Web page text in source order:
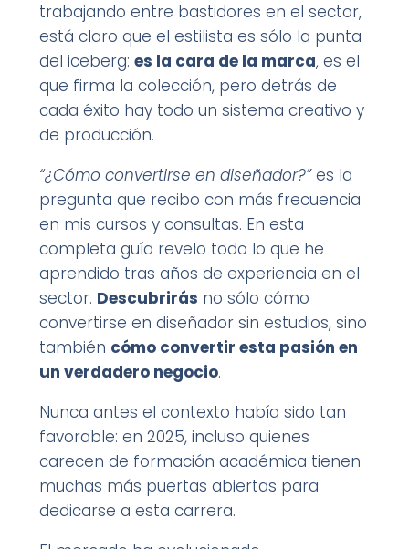
trabajando entre bastidores en el sector,
está claro que el estilista es sólo la punta
del iceberg: es la cara de la marca, es el
que firma la colección, pero detrás de
cada éxito hay todo un sistema creativo y
de producción.
“¿Cómo convertirse en diseñador?”es la
pregunta que recibo con más frecuencia
en mis cursos y consultas. En esta
completa guía revelo todo lo que he
aprendido tras años de experiencia en el
sector. Descubrirás no sólo cómo
convertirse en diseñador sin estudios, sino
también cómo convertir esta pasión en
un verdadero negocio.
Nunca antes el contexto había sido tan
favorable: en 2025, incluso quienes
carecen de formación académica tienen
muchas más puertas abiertas para
dedicarse a esta carrera.